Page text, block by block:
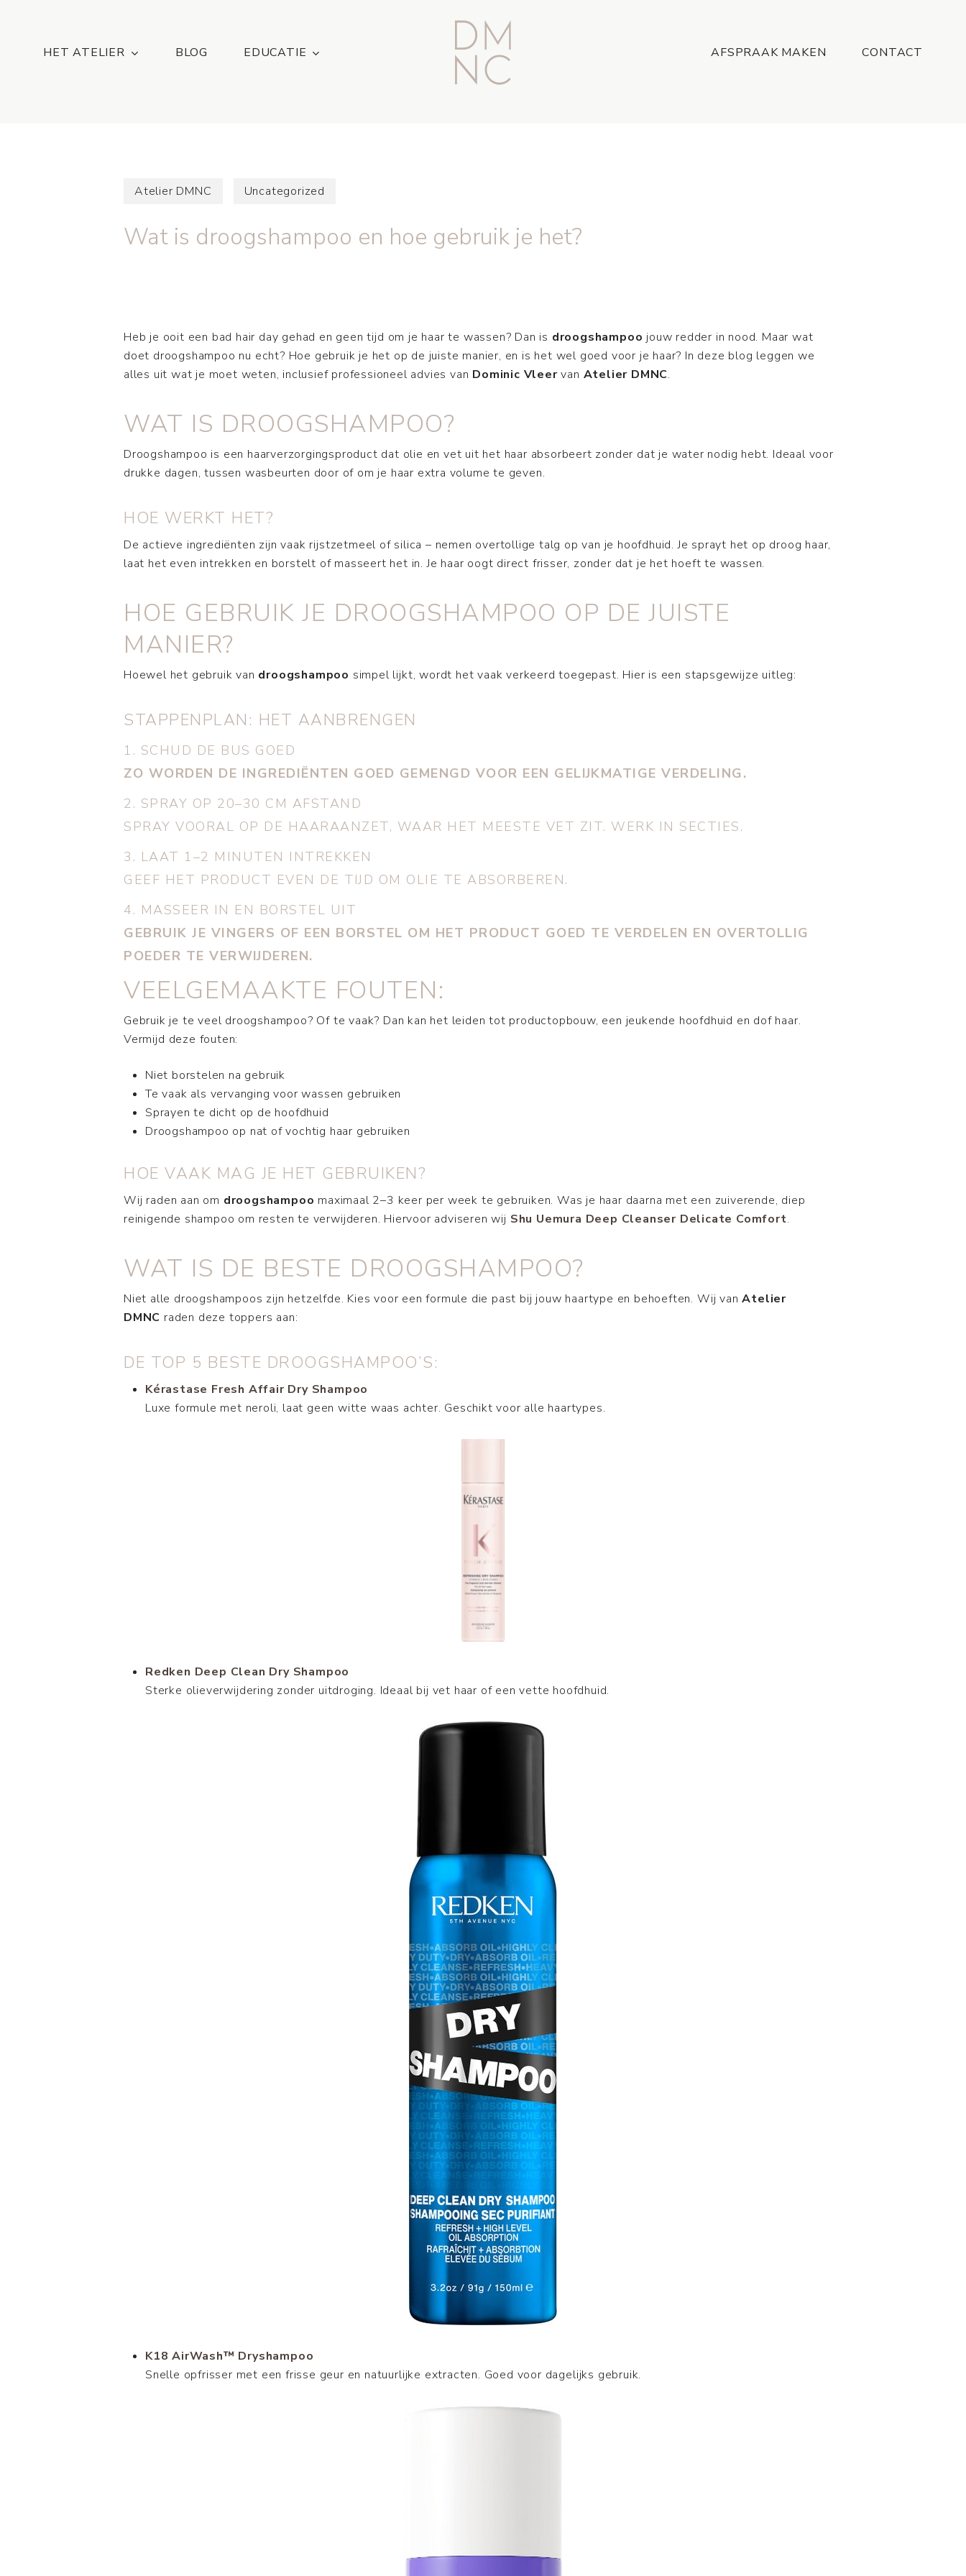
HET ATELIER BLOG EDUCATIE AFSPRAAK MAKEN CONTACT
Atelier DMNC Uncategorized
Wat is droogshampoo en hoe gebruik je het?
Heb je ooit een bad hair day gehad en geen tijd om je haar te wassen? Dan is droogshampoo jouw redder in nood. Maar wat
doet droogshampoo nu echt? Hoe gebruik je het op de juiste manier, en is het wel goed voor je haar? In deze blog leggen we
alles uit wat je moet weten, inclusief professioneel advies van Dominic Vleervan Atelier DMNC.
WAT IS DROOGSHAMPOO?
Droogshampoo is een haarverzorgingsproduct dat olie en vet uit het haar absorbeert zonder dat je water nodig hebt. Ideaal voor
drukke dagen, tussen wasbeurten door of om je haar extra volume te geven.
HOE WERKT HET?
De actieve ingrediënten zijn vaak rijstzetmeel of silica – nemen overtollige talg op van je hoofdhuid. Je sprayt het op droog haar,
laat het even intrekken en borstelt of masseert het in. Je haar oogt direct frisser, zonder dat je het hoeft te wassen.
HOE GEBRUIK JE DROOGSHAMPOO OP DE JUISTE
MANIER?
Hoewel het gebruik van droogshampoo simpel lijkt, wordt het vaak verkeerd toegepast. Hier is een stapsgewijze uitleg:
STAPPENPLAN: HET AANBRENGEN
1. SCHUD DE BUS GOED
ZO WORDEN DE INGREDIËNTEN GOED GEMENGD VOOR EEN GELIJKMATIGE VERDELING.
2. SPRAY OP 20–30 CM AFSTAND
SPRAY VOORAL OP DE HAARAANZET, WAAR HET MEESTE VET ZIT. WERK IN SECTIES.
3. LAAT 1–2 MINUTEN INTREKKEN
GEEF HET PRODUCT EVEN DE TIJD OM OLIE TE ABSORBEREN.
4. MASSEER IN EN BORSTEL UIT
GEBRUIK JE VINGERS OF EEN BORSTEL OM HET PRODUCT GOED TE VERDELEN EN OVERTOLLIG
POEDER TE VERWIJDEREN.
VEELGEMAAKTE FOUTEN:
Gebruik je te veel droogshampoo? Of te vaak? Dan kan het leiden tot productopbouw, een jeukende hoofdhuid en dof haar.
Vermijd deze fouten:
Niet borstelen na gebruik
Te vaak als vervanging voor wassen gebruiken
Sprayen te dicht op de hoofdhuid
Droogshampoo op nat of vochtig haar gebruiken
HOE VAAK MAG JE HET GEBRUIKEN?
Wij raden aan om droogshampoo maximaal 2–3 keer per week te gebruiken. Was je haar daarna met een zuiverende, diep
reinigende shampoo om resten te verwijderen. Hiervoor adviseren wij Shu Uemura Deep Cleanser Delicate Comfort.
WAT IS DE BESTE DROOGSHAMPOO?
Niet alle droogshampoos zijn hetzelfde. Kies voor een formule die past bij jouw haartype en behoeften. Wij vanAtelier
DMNC raden deze toppers aan:
DE TOP 5 BESTE DROOGSHAMPOO’S:
Kérastase Fresh Affair Dry Shampoo
Luxe formule met neroli, laat geen witte waas achter. Geschikt voor alle haartypes.
Redken Deep Clean Dry Shampoo
Sterke olieverwijdering zonder uitdroging. Ideaal bij vet haar of een vette hoofdhuid.
K18 AirWash™ Dryshampoo
Snelle opfrisser met een frisse geur en natuurlijke extracten. Goed voor dagelijks gebruik.